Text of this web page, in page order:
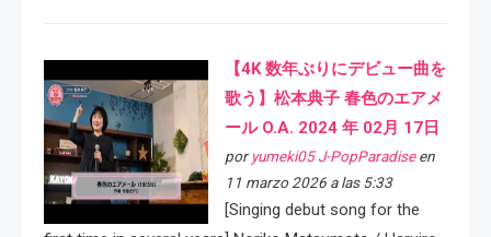
【4K 数年ぶりにデビュー曲を
歌う】松本典子 春色のエアメ
ール O.A. 2024 年 02月 17日
por yumeki05 J-PopParadiseen
11 marzo 2026 a las 5:33
[Singing debut song for the